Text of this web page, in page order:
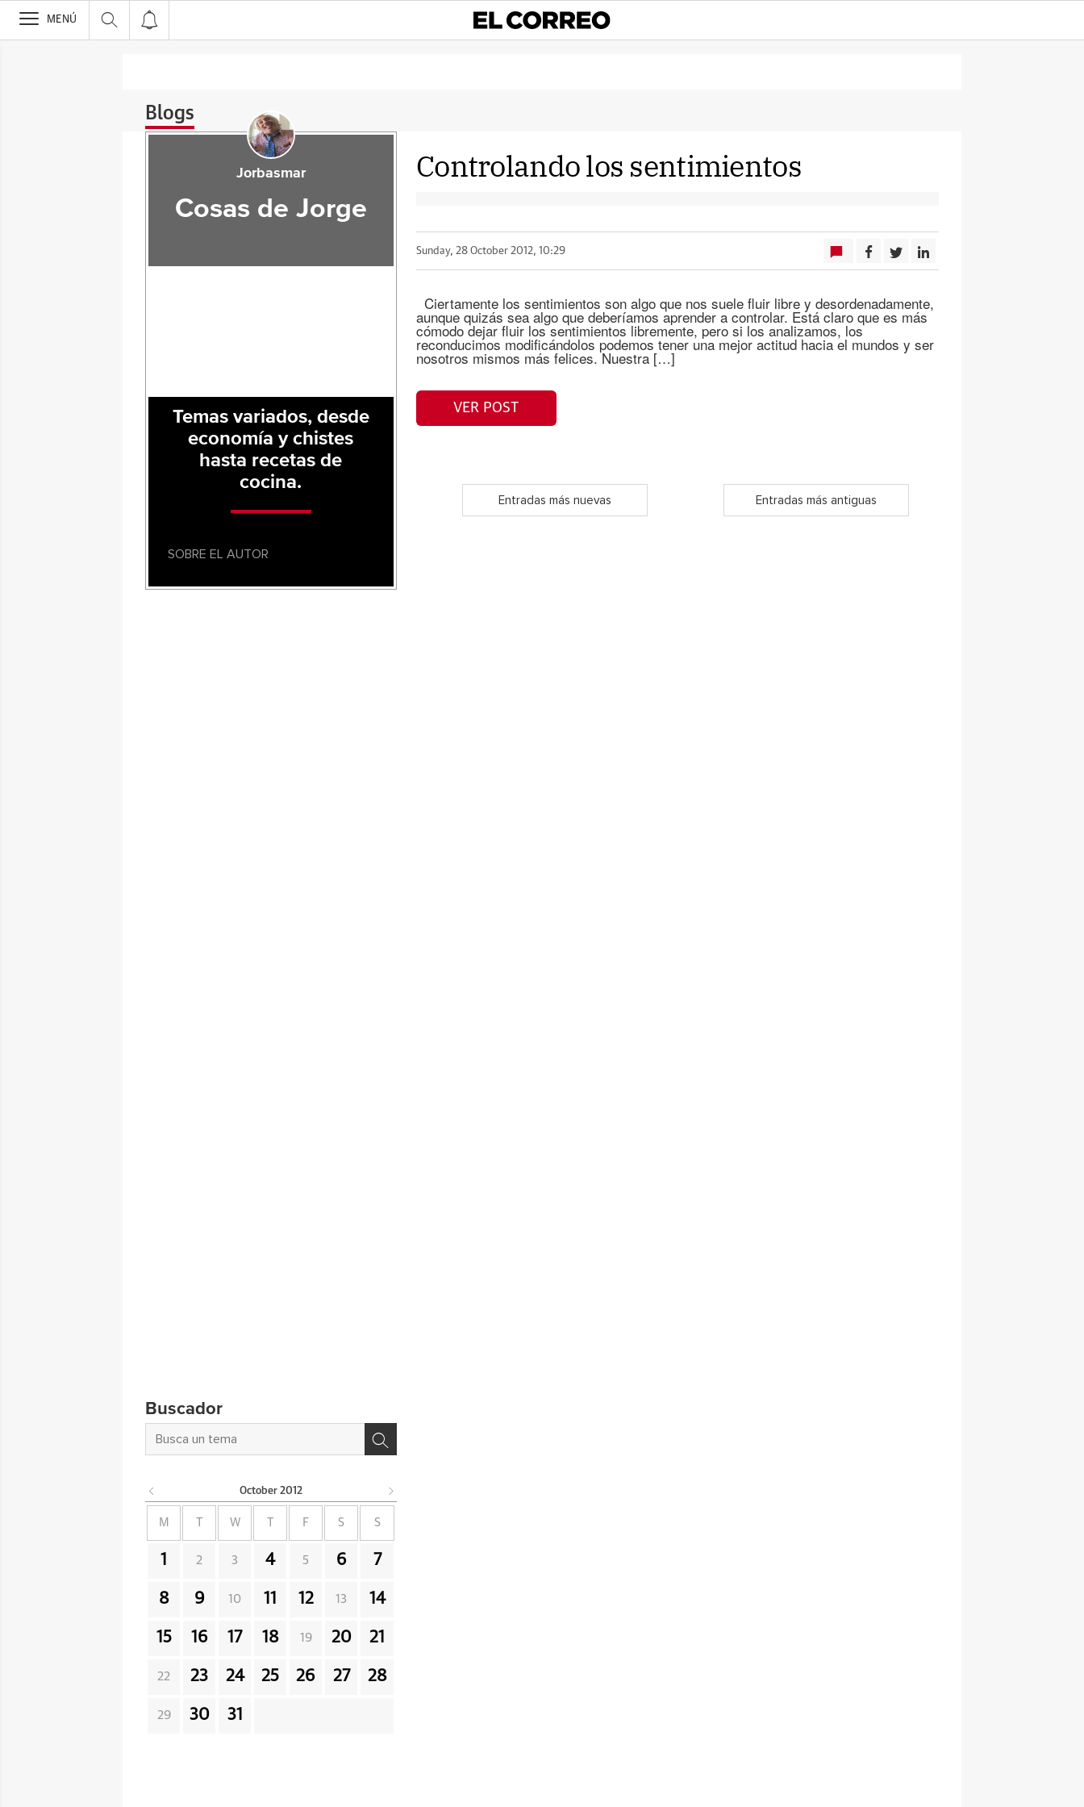
>
MENÚ
Blogs
Controlando los sentimientos
Sunday, 28 October 2012, 10:29
Ciertamente los sentimientos son algo que nos suele fluir libre y desordenadamente,
aunque quizás sea algo que deberíamos aprender a controlar. Está claro que es más
cómodo dejar fluir los sentimientos libremente, pero si los analizamos, los
reconducimos modificándolos podemos tener una mejor actitud hacia el mundos y ser
nosotros mismos más felices. Nuestra […]
VER POST
Entradas más nuevas Entradas más antiguas
Jorbasmar
Cosas de Jorge
Temas variados, desde
economía y chistes
hasta recetas de
cocina.
SOBRE EL AUTOR
Buscador
October 2012
M W F S S
1 2 3 4 5 6 7
8 9 10 11 12 13 14
15 16 17 18 19 20 21
22 23 24 25 26 27 28
29 30 31